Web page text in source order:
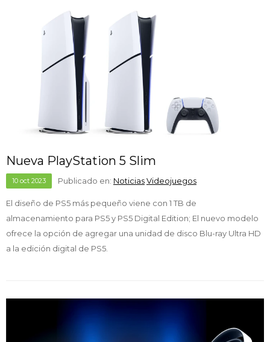
Nueva PlayStation 5 Slim
10 oct 2023 Publicado en: NoticiasVideojuegos
El diseño de PS5 más pequeño viene con 1 TB de
almacenamiento para PS5 y PS5 Digital Edition; El nuevo modelo
ofrece la opción de agregar una unidad de disco Blu-ray Ultra HD
a la edición digital de PS5.